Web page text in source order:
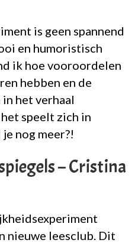
is geen spannend
en humoristisch
ik hoe vooroordelen
hebben en de
in het verhaal
speelt zich in
nog meer?!
– Cristina
nieuwe leesclub. Dit